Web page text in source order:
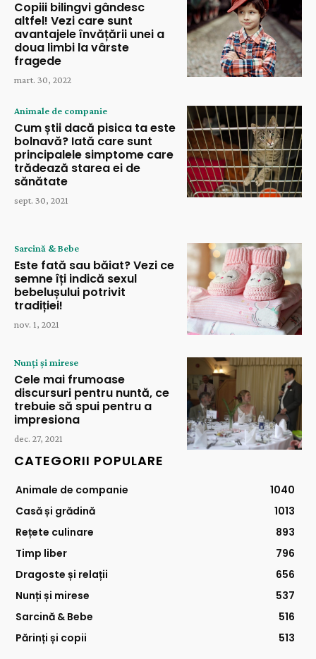
Copiii bilingvi gândesc
altfel! Vezi care sunt
avantajele învățării unei a
doua limbi la vârste
fragede
mart. 30, 2022
Animale de companie
Cum știi dacă pisica ta este
bolnavă? Iată care sunt
principalele simptome care
trădează starea ei de
sănătate
sept. 30, 2021
Sarcină & Bebe
Este fată sau băiat? Vezi ce
semne îți indică sexul
bebelușului potrivit
tradiției!
nov. 1, 2021
Nunți și mirese
Cele mai frumoase
discursuri pentru nuntă, ce
trebuie să spui pentru a
impresiona
dec. 27, 2021
CATEGORII POPULARE
Animale de companie
1040
Casă și grădină
1013
Rețete culinare
893
Timp liber
796
Dragoste și relații
656
Nunți și mirese
537
Sarcină & Bebe
516
Părinți și copii
513